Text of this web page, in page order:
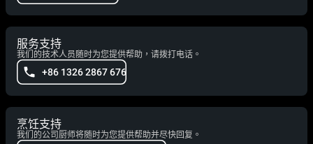
服务支持
我们的技术人员随时为您提供帮助，请拨打电话。
+86 1326 2867 676
烹饪支持
我们的公司厨师将随时为您提供帮助并尽快回复。